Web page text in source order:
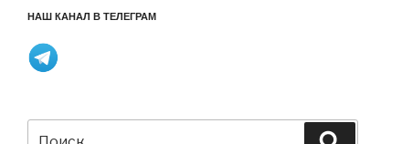
НАШ КАНАЛ В ТЕЛЕГРАМ
Искать: